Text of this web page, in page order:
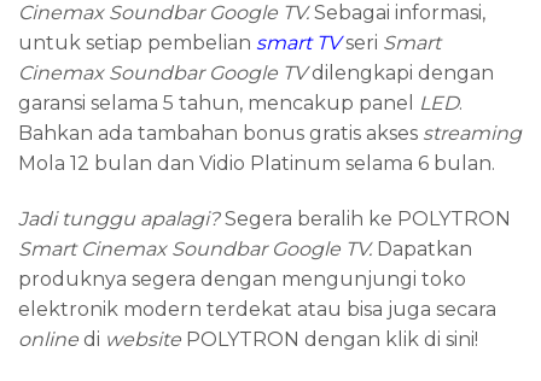
Cinemax Soundbar Google TV.Sebagai informasi,
untuk setiap pembelian smart TVseri Smart
Cinemax Soundbar Google TVdilengkapi dengan
garansi selama 5 tahun, mencakup panel
LED.
Bahkan ada tambahan bonus gratis akses streaming
Mola 12 bulan dan Vidio Platinum selama 6 bulan.
Jadi tunggu apalagi?Segera beralih ke POLYTRON
Smart Cinemax Soundbar Google TV. Dapatkan
produknya segera dengan mengunjungi toko
elektronik modern terdekat atau bisa juga secara
online di website POLYTRON dengan klik di sini!